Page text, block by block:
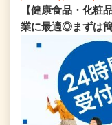
【健康食品・化粧
業に最適◎まずは